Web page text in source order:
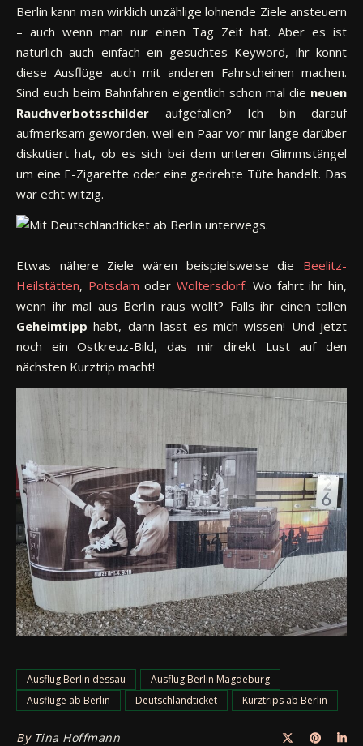
Berlin kann man wirklich unzählige lohnende Ziele ansteuern
– auch wenn man nur einen Tag Zeit hat. Aber es ist
natürlich auch einfach ein gesuchtes Keyword, ihr könnt
diese Ausflüge auch mit anderen Fahrscheinen machen.
Sind euch beim Bahnfahren eigentlich schon mal die neuen
Rauchverbotsschilder aufgefallen? Ich bin darauf
aufmerksam geworden, weil ein Paar vor mir lange darüber
diskutiert hat, ob es sich bei dem unteren Glimmstängel
um eine E-Zigarette oder eine gedrehte Tüte handelt. Das
war echt witzig.
Etwas nähere Ziele wären beispielsweise die Beelitz-
Heilstätten, Potsdam oderWoltersdorf. Wo fahrt ihr hin,
wenn ihr mal aus Berlin raus wollt? Falls ihr einen tollen
Geheimtipp habt, dann lasst es mich wissen! Und jetzt
noch ein Ostkreuz-Bild, das mir direkt Lust auf den
nächsten Kurztrip macht!
Ausflug Berlin dessau
Ausflug Berlin Magdeburg
Ausflüge ab Berlin
Deutschlandticket Kurztrips ab Berlin
By Tina Hoffmann